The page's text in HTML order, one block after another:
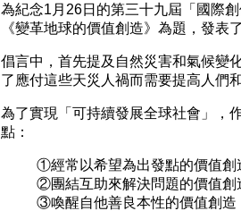
為紀念1月26日的第三十九屆「國際
《變革地球的價值創造》為題，發表
倡言中，首先提及自然災害和氣候變
了應付這些天災人禍而需要提高人們
為了實現「可持續發展全球社會」，
點：
①經常以希望為出發點的價值創
②團結互助來解決問題的價值創
③喚醒自他善良本性的價值創造